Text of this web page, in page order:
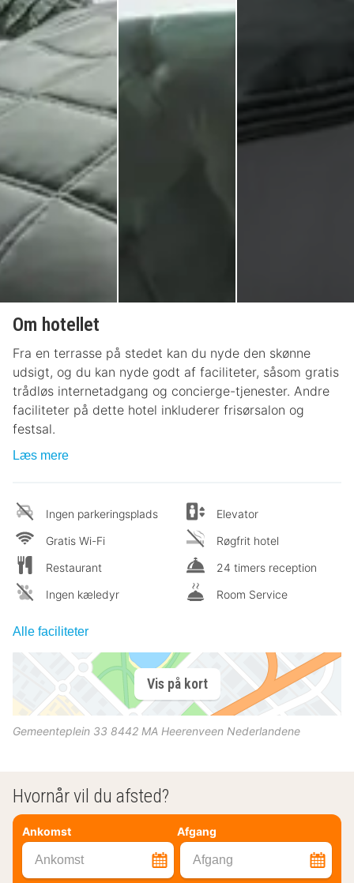
Om hotellet
Fra en terrasse på stedet kan du nyde den skønne
udsigt, og du kan nyde godt af faciliteter, såsom gratis
trådløs internetadgang og concierge-tjenester. Andre
faciliteter på dette hotel inkluderer frisørsalon og
festsal.
Læs mere
Ingen parkeringsplads
Gratis Wi-Fi
Restaurant
Ingen kæledyr
Elevator
Røgfrit hotel
24 timers reception
Room Service
Alle faciliteter
Vis på kort
Gemeenteplein 33 8442 MA Heerenveen Nederlandene
Hvornår vil du afsted?
Ankomst Afgang
Ankomst Afgang